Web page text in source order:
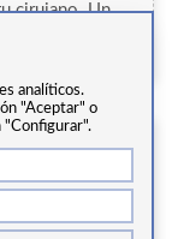
cirujano. Un
mama 490cc
analíticos.
"Aceptar" o
"Configurar".